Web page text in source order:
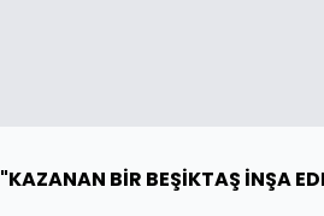
"KAZANAN BİR BEŞİKTAŞ İNŞA